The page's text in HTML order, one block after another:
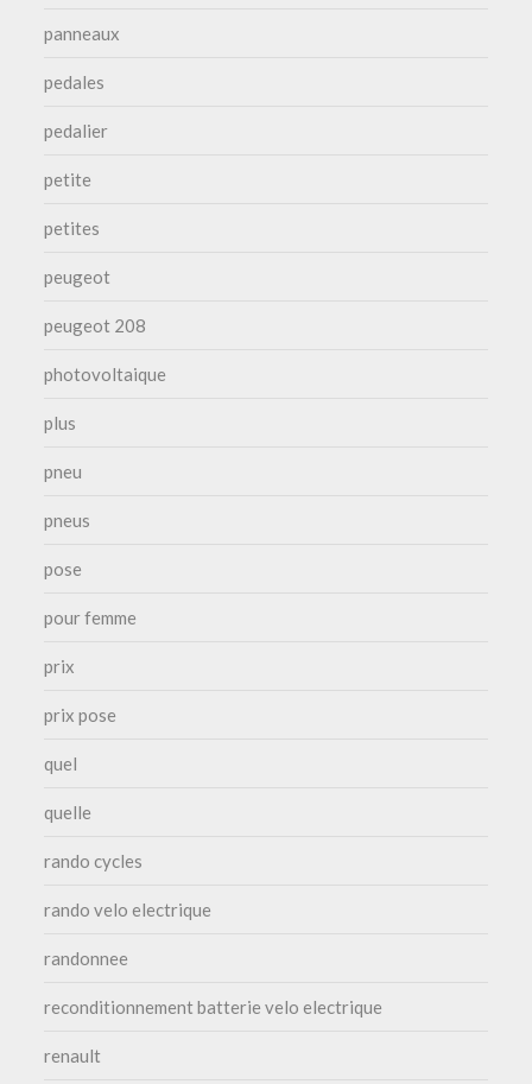
panneaux
pedales
pedalier
petite
petites
peugeot
peugeot 208
photovoltaique
plus
pneu
pneus
pose
pour femme
prix
prix pose
quel
quelle
rando cycles
rando velo electrique
randonnee
reconditionnement batterie velo electrique
renault